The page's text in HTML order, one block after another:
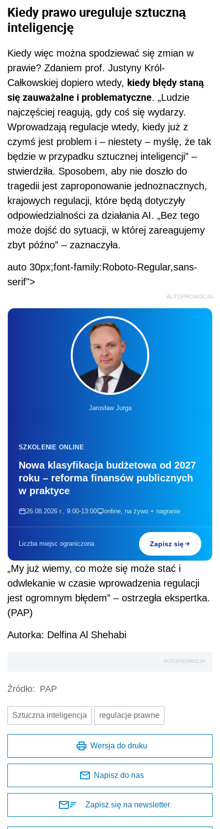
Kiedy prawo ureguluje sztuczną
inteligencję
Kiedy więc można spodziewać się zmian w
prawie? Zdaniem prof. Justyny Król-
Całkowskiej dopiero wtedy, kiedy błędy staną
się zauważalne i problematyczne. „Ludzie
najczęściej reagują, gdy coś się wydarzy.
Wprowadzają regulacje wtedy, kiedy już z
czymś jest problem i – niestety – myślę, że tak
będzie w przypadku sztucznej inteligencji” –
stwierdziła. Sposobem, aby nie doszło do
tragedii jest zaproponowanie jednoznacznych,
krajowych regulacji, które będą dotyczyły
odpowiedzialności za działania AI. „Bez tego
może dojść do sytuacji, w której zareagujemy
zbyt późno” – zaznaczyła.
auto 30px;font-family:Roboto-Regular,sans-
serif">
AUTOPROMOCJA
Jarosław Jurga
SZKOLENIE ONLINE
Nowa klasyfikacja budżetowa od 2027
roku – reforma finansów publicznych
w praktyce
26.08.2026 r., 9:00-13:00 online, na żywo + nagranie
Liczba miejsc ograniczona Zapisz się
„My już wiemy, co może się może stać i
odwlekanie w czasie wprowadzenia regulacji
jest ogromnym błędem” – ostrzegła ekspertka.
(PAP)
Autorka: Delfina Al Shehabi
AUTOPROMOCJA
Źródło: PAP
Sztuczna inteligencja regulacje prawne
Wersja do druku
Napisz do nas
Zapisz się na newsletter